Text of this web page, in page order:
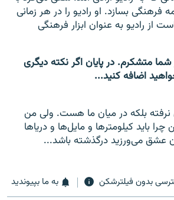
فرهنگی بسازد. او رادیو را در هر زمانی
از رادیو به عنوان ابزار فرهنگی
شما متشکرم. در پایان اگر نکته دیگری
اضافه کنید...
نرفته بلکه در میان ما هست. ولی من
باید کیلومتر‌ها و مایل‌ها و دریا‌ها
عشق می‌ورزید درگذشته باشد...
بدون فیلترشکن به ما بپیوندید